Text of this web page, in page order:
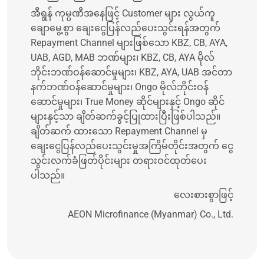
အီရွန် ကုမ္ပဏီအနေဖြင့် Customer များ လွယ်ကူ
ချောမွေ့စွာ ချေးငွေပြန်လည်ပေးသွင်းရန်အတွက်
Repayment Channel များဖြစ်သော KBZ, CB, AYA,
UAB, AGD, MAB ဘဏ်များ၊ KBZ, CB, AYA မိုလ်
ဘိုင်းဘဏ်ဝန်ဆောင်မှုများ၊ KBZ, AYA, UAB အင်တာ
နက်ဘဏ်ဝန်ဆောင်မှုများ၊ Ongo မိုလ်ဘိုင်းဝန်
ဆောင်မှုများ၊ True Money ဆိုင်များနှင့် Ongo ဆိုင်
များနှင့်သာ ချိတ်ဆက်ခွင့်ပြုထားပြီးဖြစ်ပါသည်။
ချိတ်ဆက် ထားသော Repayment Channel မှ
ချေးငွေပြန်လည်ပေးသွင်းမှုအကြိမ်တိုင်းအတွက် ငွေ
သွင်းလက်ခံဖြတ်ပိုင်းများ တရားဝင်ထုတ်ပေး
ပါသည်။
လေးစားစွာဖြင့်
AEON Microfinance (Myanmar) Co., Ltd.